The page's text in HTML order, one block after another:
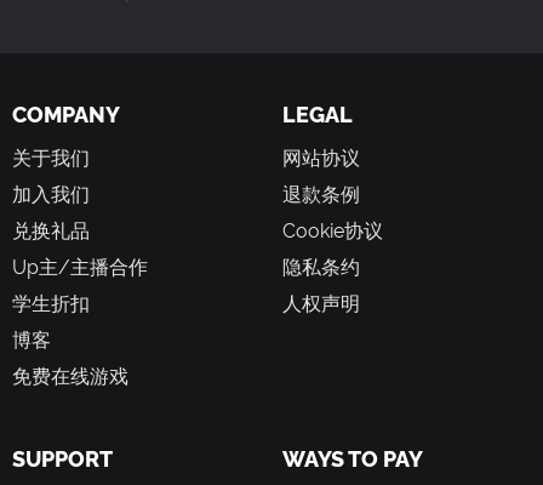
COMPANY
关于我们
加入我们
兑换礼品
Up主/主播合作
学生折扣
博客
免费在线游戏
LEGAL
网站协议
退款条例
Cookie协议
隐私条约
人权声明
SUPPORT WAYS TO PAY